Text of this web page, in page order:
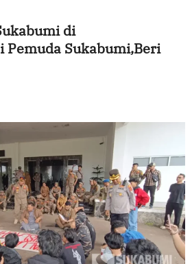
di
Pemuda Sukabumi,Beri